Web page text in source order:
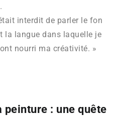
interdit de parler le fon
la langue dans laquelle je
nourri ma créativité. »
peinture : une quête